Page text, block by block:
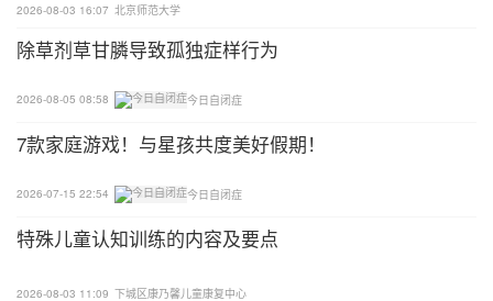
将干扰因素降低到最小程度
环境会对孩子的注意力产生影响。
如果你仔细观察孩子，你就会发现他容易被哪些东西
通常来讲，电视、电脑、电子游戏这类东西则更能抓
住孩子的注意力。
2026-08-03 16:07 北京师范大学
除草剂草甘膦导致孤独症样行为
2026-08-05 08:58 今日自闭症
7款家庭游戏！与星孩共度美好假期！
2026-07-15 22:54 今日自闭症
特殊儿童认知训练的内容及要点
2026-08-03 11:09 下城区康乃馨儿童康复中心